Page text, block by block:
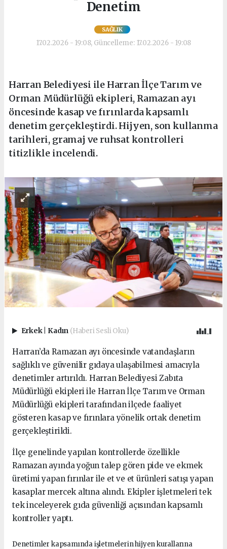
Denetim
SAĞLIK
17.02.2026 - 19:08, Güncelleme: 17.02.2026 - 19:08
Harran Belediyesi ile Harran İlçe Tarım ve
Orman Müdürlüğü ekipleri, Ramazan ayı
öncesinde kasap ve fırınlarda kapsamlı
denetim gerçekleştirdi. Hijyen, son kullanma
tarihleri, gramaj ve ruhsat kontrolleri
titizlikle incelendi.
Erkek Kadın (Haberi Sesli Oku)
Harran’da Ramazan ayı öncesinde vatandaşların
sağlıklı ve güvenilir gıdaya ulaşabilmesi amacıyla
denetimler artırıldı. Harran Belediyesi Zabıta
Müdürlüğü ekipleri ile Harran İlçe Tarım ve Orman
Müdürlüğü ekipleri tarafından ilçede faaliyet
gösteren kasap ve fırınlara yönelik ortak denetim
gerçekleştirildi.
İlçe genelinde yapılan kontrollerde özellikle
Ramazan ayında yoğun talep gören pide ve ekmek
üretimi yapan fırınlar ile et ve et ürünleri satışı yapan
kasaplar mercek altına alındı. Ekipler işletmeleri tek
tek inceleyerek gıda güvenliği açısından kapsamlı
kontroller yaptı.
Denetimler kapsamında işletmelerin hijyen kurallarına